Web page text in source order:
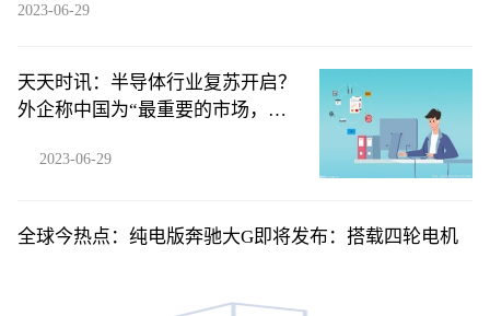
2023-06-29
天天时讯：半导体行业复苏开启？
外企称中国为“最重要的市场，没
2023-06-29
全球今热点：纯电版奔驰大G即将发布：搭载四轮电机